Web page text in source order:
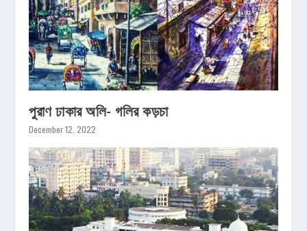
পুরাণ ঢাকার অলি- গলির কড়চা
December 12, 2022